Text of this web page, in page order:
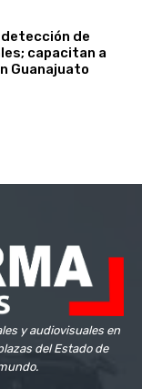
de
capacitan a
Guanajuato
y audiovisuales en
del Estado de